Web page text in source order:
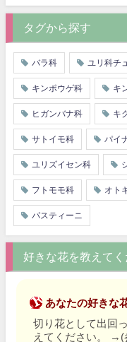
タグから探す
バラ科 ユリ科チ
キンポウゲ科 キ
ヒガンバナ科 キ
サトイモ科 パイ
ユリズイセン科
フトモモ科 オト
パスティーニ
好きな花を教えてく
あなたの好きな
切り花として出回
えてください。
→ (